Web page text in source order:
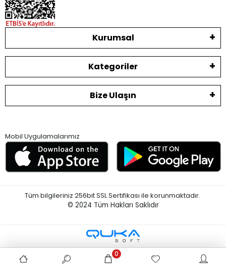
Kurumsal
Kategoriler
Bize Ulaşın
Mobil Uygulamalarımız
Tüm bilgileriniz 256bit SSL Sertifikası ile korunmaktadır.
© 2024 Tüm Hakları Saklıdır
0